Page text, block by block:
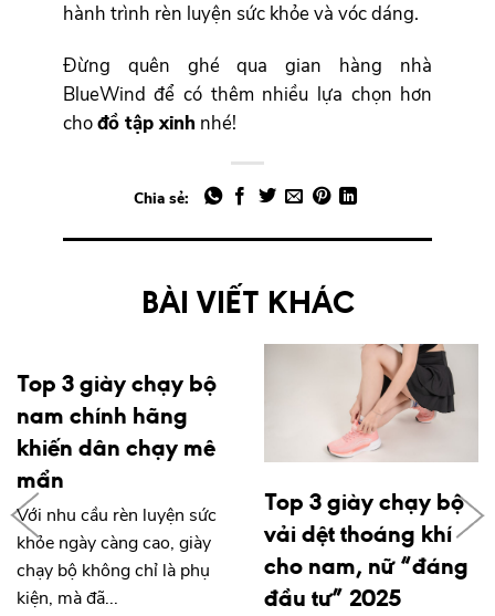
hành trình rèn luyện sức khỏe và vóc dáng.
Đừng quên ghé qua gian hàng nhà
BlueWind để có thêm nhiều lựa chọn hơn
chođồ tập xinh nhé!
Chia sẻ:
BÀI VIẾT KHÁC
Top 3 giày chạy bộ
nam chính hãng
khiến dân chạy mê
mẩn
Với nhu cầu rèn luyện sức
khỏe ngày càng cao, giày
chạy bộ không chỉ là phụ
kiện, mà đã...
Top 3 giày chạy bộ
vải dệt thoáng khí
cho nam, nữ “đáng
đầu tư” 2025